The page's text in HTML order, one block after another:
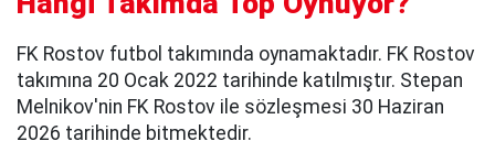
FK Rostov futbol takımında oynamaktadır. FK Rostov
takımına 20 Ocak 2022 tarihinde katılmıştır. Stepan
Melnikov'nin FK Rostov ile sözleşmesi 30 Haziran
2026 tarihinde bitmektedir.